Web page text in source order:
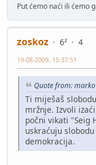
Put ćemo naći ili ćemo
zoskoz 6²
4
19-08-2009, 15:37:51
Quote from:
Ti miješaš
mržnje. Izvoli
počni vikati "Seig
uskraćuju
demokracija.